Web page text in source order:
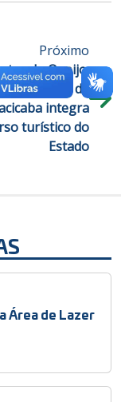
Próximo
do Queijo:
laticínios de
integra
turístico do
Estado
Área de Lazer